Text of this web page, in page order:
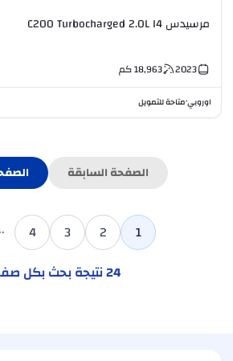
مرسيدس C200 Turbocharged 2.0L I4
2023
18,963كم
اوروبي•متاحة للتمويل
الصفحة السابقة
1
2
3
4
24نتيجة بحث بكل